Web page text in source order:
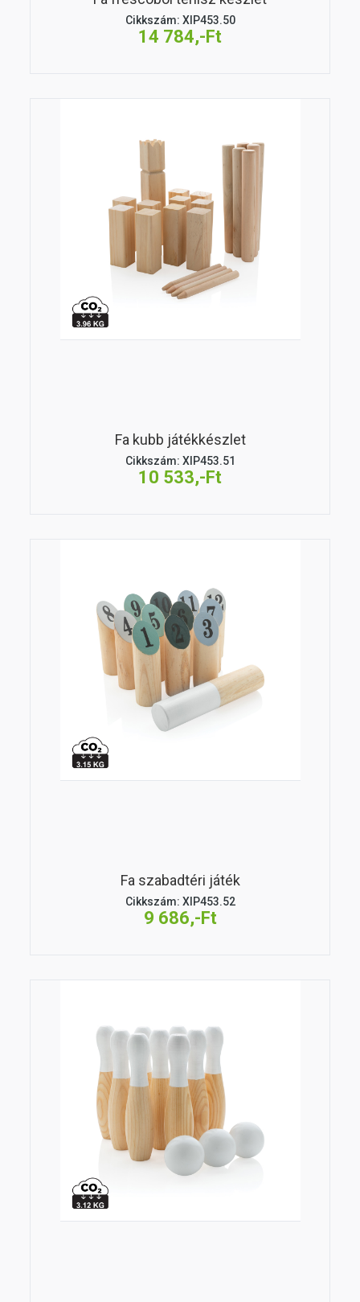
Cikkszám: XIP453.50
14 784,-Ft
Fa kubb játékkészlet
Cikkszám: XIP453.51
10 533,-Ft
Fa szabadtéri játék
Cikkszám: XIP453.52
9 686,-Ft